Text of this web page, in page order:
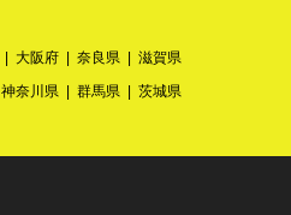
大阪府 奈良県
滋賀県
神奈川県 群馬県 茨城県